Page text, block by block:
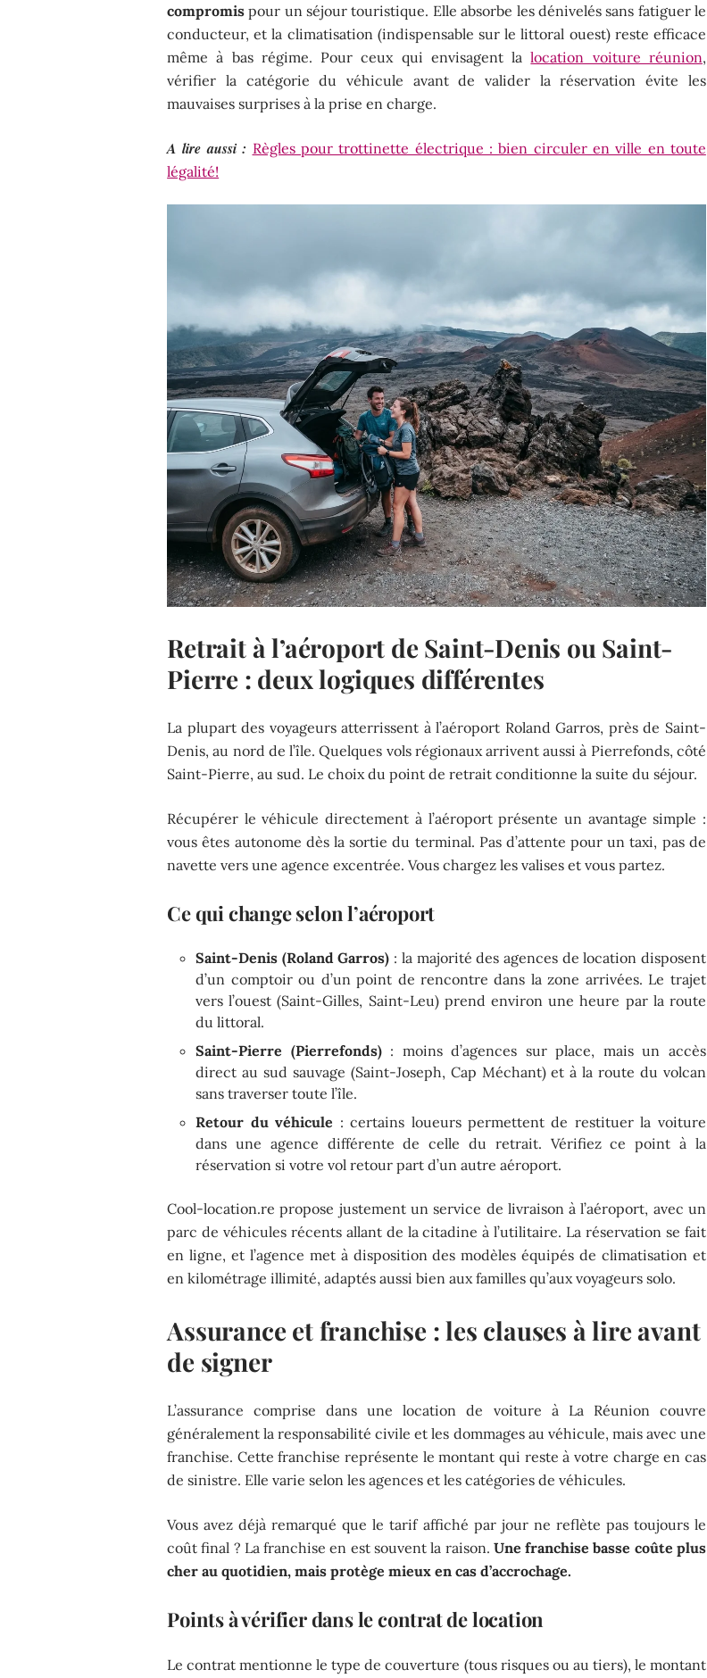
compromis pour un séjour touristique. Elle absorbe les dénivelés sans fatiguer le
conducteur, et la climatisation (indispensable sur le littoral ouest) reste efficace
même à bas régime. Pour ceux qui envisagent lalocation voiture réunion,
vérifier la catégorie du véhicule avant de valider la réservation évite les
mauvaises surprises à la prise en charge.
A lire aussi : Règles pour trottinette électrique : bien circuler en ville en toute
légalité!
Retrait à l’aéroport de Saint-Denis ou Saint-
Pierre : deux logiques différentes
La plupart des voyageurs atterrissent à l’aéroport Roland Garros, près de Saint-
Denis, au nord de l’île. Quelques vols régionaux arrivent aussi à Pierrefonds, côté
Saint-Pierre, au sud. Le choix du point de retrait conditionne la suite du séjour.
Récupérer le véhicule directement à l’aéroport présente un avantage simple :
vous êtes autonome dès la sortie du terminal. Pas d’attente pour un taxi, pas de
navette vers une agence excentrée. Vous chargez les valises et vous partez.
Ce qui change selon l’aéroport
Saint-Denis (Roland Garros) : la majorité des agences de location disposent
d’un comptoir ou d’un point de rencontre dans la zone arrivées. Le trajet
vers l’ouest (Saint-Gilles, Saint-Leu) prend environ une heure par la route
du littoral.
Saint-Pierre (Pierrefonds): moins d’agences sur place, mais un accès
direct au sud sauvage (Saint-Joseph, Cap Méchant) et à la route du volcan
sans traverser toute l’île.
Retour du véhicule : certains loueurs permettent de restituer la voiture
dans une agence différente de celle du retrait. Vérifiez ce point à la
réservation si votre vol retour part d’un autre aéroport.
Cool-location.re propose justement un service de livraison à l’aéroport, avec un
parc de véhicules récents allant de la citadine à l’utilitaire. La réservation se fait
en ligne, et l’agence met à disposition des modèles équipés de climatisation et
en kilométrage illimité, adaptés aussi bien aux familles qu’aux voyageurs solo.
Assurance et franchise : les clauses à lire avant
de signer
L’assurance comprise dans une location de voiture à La Réunion couvre
généralement la responsabilité civile et les dommages au véhicule, mais avec une
franchise. Cette franchise représente le montant qui reste à votre charge en cas
de sinistre. Elle varie selon les agences et les catégories de véhicules.
Vous avez déjà remarqué que le tarif affiché par jour ne reflète pas toujours le
coût final ? La franchise en est souvent la raison. Une franchise basse coûte plus
cher au quotidien, mais protège mieux en cas d’accrochage.
Points à vérifier dans le contrat de location
Le contrat mentionne le type de couverture (tous risques ou au tiers), le montant